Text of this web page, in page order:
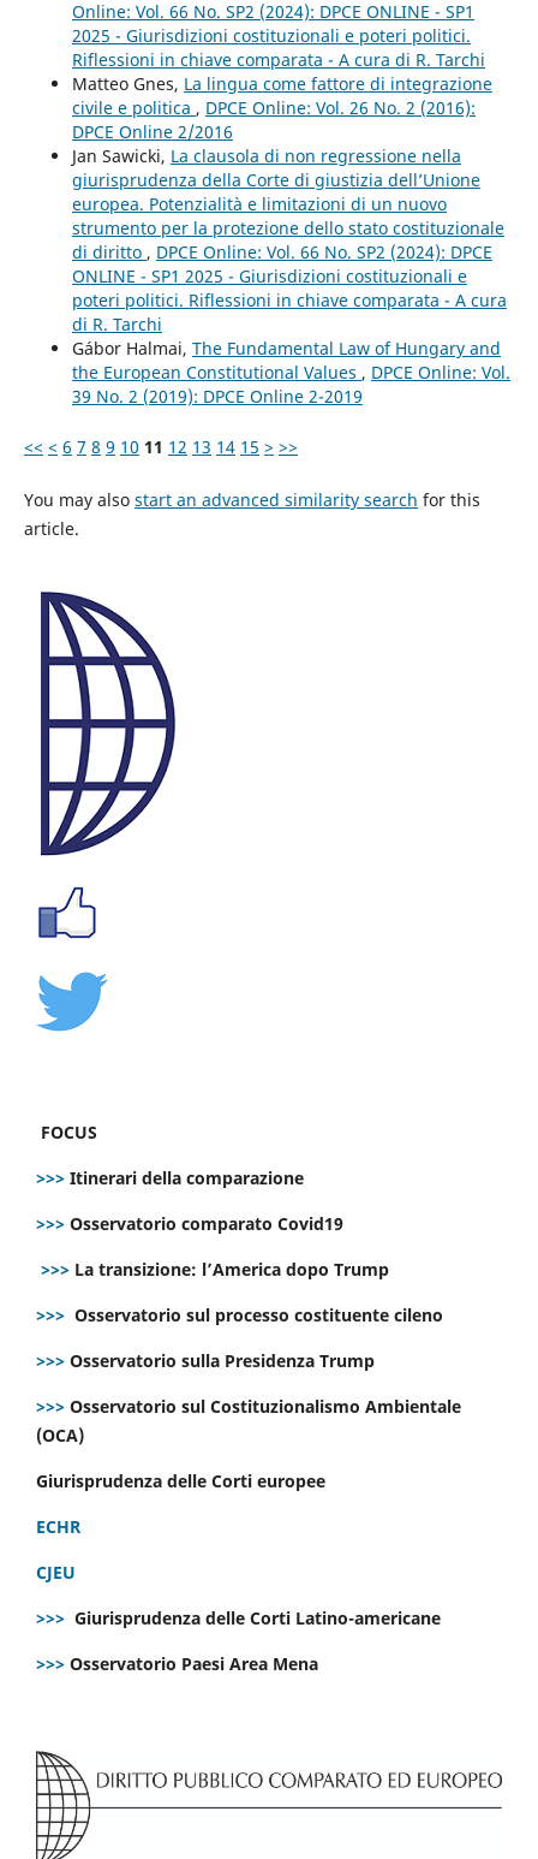
Online: Vol. 66 No. SP2 (2024): DPCE ONLINE - SP1
2025 - Giurisdizioni costituzionali e poteri politici.
Riflessioni in chiave comparata - A cura di R. Tarchi
Matteo Gnes, La lingua come fattore di integrazione
civile e politica , DPCE Online: Vol. 26 No. 2 (2016):
DPCE Online 2/2016
Jan Sawicki, La clausola di non regressione nella
giurisprudenza della Corte di giustizia dell’Unione
europea. Potenzialità e limitazioni di un nuovo
strumento per la protezione dello stato costituzionale
di diritto , DPCE Online: Vol. 66 No. SP2 (2024): DPCE
ONLINE - SP1 2025 - Giurisdizioni costituzionali e
poteri politici. Riflessioni in chiave comparata - A cura
di R. Tarchi
Gábor Halmai, The Fundamental Law of Hungary and
the European Constitutional Values , DPCE Online: Vol.
39 No. 2 (2019): DPCE Online 2-2019
<< < 6 7 8 9 10 11 12 13 14 15 > >>
You may also start an advanced similarity search for this
article.
FOCUS
>>> Itinerari della comparazione
>>> Osservatorio comparato Covid19
>>> La transizione: l’America dopo Trump
>>> Osservatorio sul processo costituente cileno
>>> Osservatorio sulla Presidenza Trump
>>> Osservatorio sul Costituzionalismo Ambientale
(OCA)
Giurisprudenza delle Corti europee
ECHR
CJEU
>>> Giurisprudenza delle Corti Latino-americane
>>> Osservatorio Paesi Area Mena